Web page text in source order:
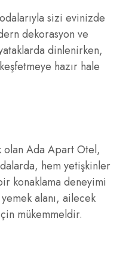
sizi evinizde
dekorasyon ve
dinlenirken,
hazır hale
Ada Apart Otel,
hem yetişkinler
konaklama deneyimi
alanı, ailecek
mükemmeldir.